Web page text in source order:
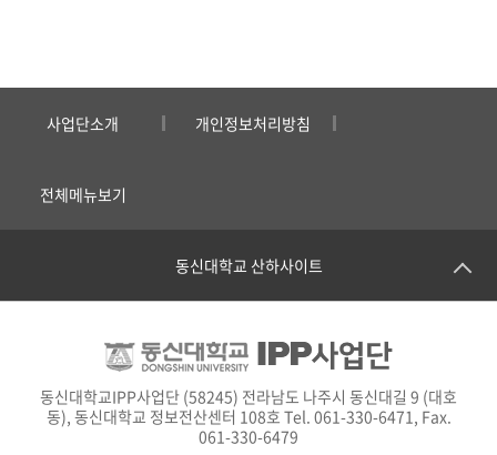
사업단소개 개인정보처리방침
전체메뉴보기
동신대학교 산하사이트
동신대학교IPP사업단 (58245) 전라남도 나주시 동신대길 9 (대호
동), 동신대학교 정보전산센터 108호 Tel. 061-330-6471, Fax.
061-330-6479